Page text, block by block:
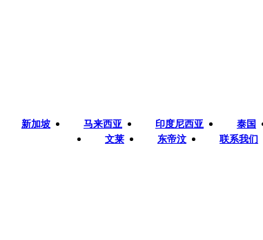
新加坡 马来西亚 印度尼西亚 泰国
文莱
东帝汶 联系我们